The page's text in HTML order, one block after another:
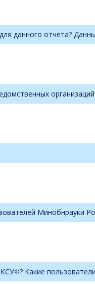
данного отчета?
Минобнрауки
Какие